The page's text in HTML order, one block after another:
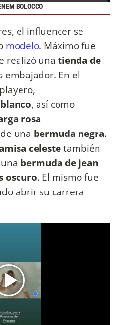
BOLOCCO
el influencer se
modelo. Máximo fue
realizó una tienda de
embajador. En el
, así como
rosa
una bermuda negra.
celestetambién
bermuda de jean
oscuro. El mismo fue
abrir su carrera